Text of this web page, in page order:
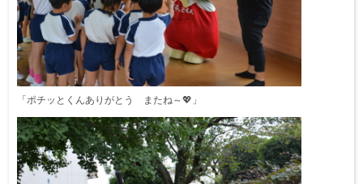
「ポチッとくんありがとう またね～💖」